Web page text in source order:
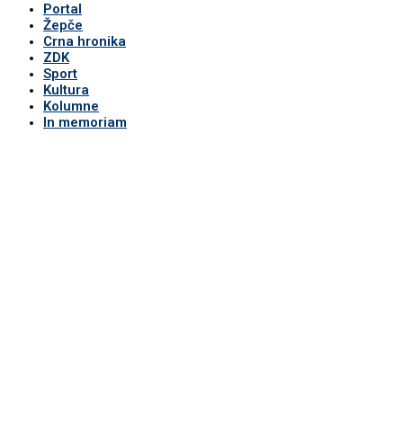
Portal
Žepče
Crna hronika
ZDK
Sport
Kultura
Kolumne
In memoriam